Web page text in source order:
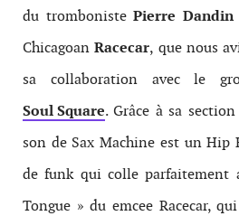
du trombonistePierre Dandin
ChicagoanRacecar, que nous
sa collaboration avec le
Soul Square. Grâce à sa
son de Sax Machine est un
de funk qui colle parfaitement
Tongue » du emcee Racecar,